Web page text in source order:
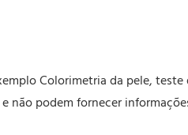
Colorimetria da pele, teste
não podem fornecer